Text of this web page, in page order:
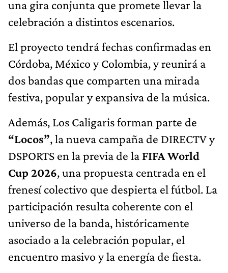
una gira conjunta que promete llevar la
celebración a distintos escenarios.
El proyecto tendrá fechas confirmadas en
Córdoba, México y Colombia, y reunirá a
dos bandas que comparten una mirada
festiva, popular y expansiva de la música.
Además, Los Caligaris forman parte de
“Locos”, la nueva campaña de DIRECTV y
DSPORTS en la previa de la FIFA World
Cup 2026, una propuesta centrada en el
frenesí colectivo que despierta el fútbol. La
participación resulta coherente con el
universo de la banda, históricamente
asociado a la celebración popular, el
encuentro masivo y la energía de fiesta.